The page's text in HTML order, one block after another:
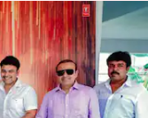
పాటను
pm